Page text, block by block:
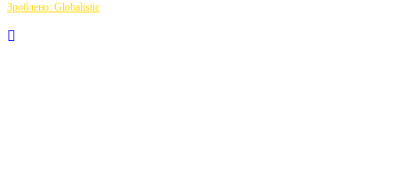
Зроблено: Globalistic